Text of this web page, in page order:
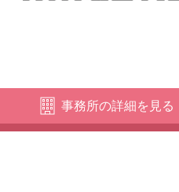
事務所の詳細を見る